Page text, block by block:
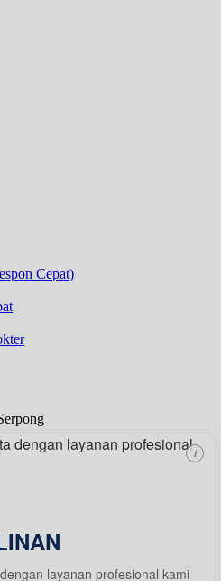
Cepat)
layanan profesional kami
i